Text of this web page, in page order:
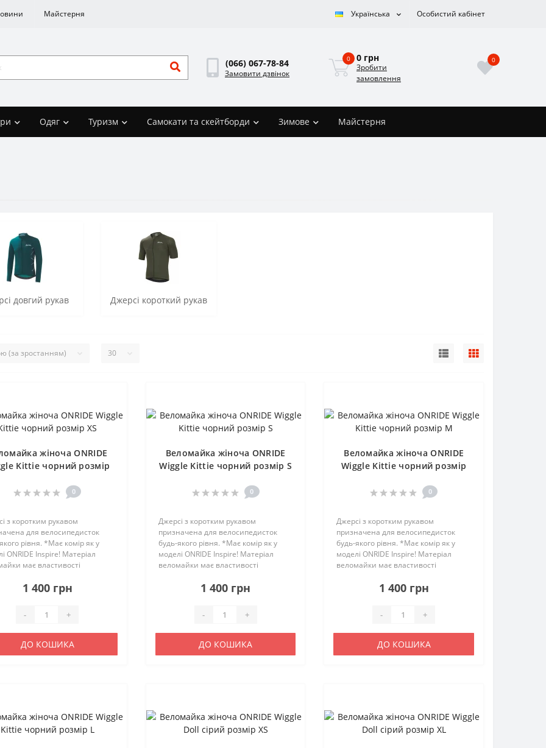
Майстерня Українська Особистий кабінет
(066) 067-78-84
Замовити дзвінок
0 0 грн
Зробити
замовлення
0
Одяг Туризм Самокати та скейтборди Зимове Майстерня
довгий рукав Джерсі короткий рукав
жіноча ONRIDE
Kittie чорний розмір
0
з коротким рукавом
для велосипедисток
рівня. *Має комір як у
ONRIDE Inspire! Матеріал
має властивості
Веломайка має
1 400 грн
- +
ДО КОШИКА
Веломайка жіноча ONRIDE
Wiggle Kittie чорний розмір S
0
Джерсі з коротким рукавом
призначена для велосипедисток
будь-якого рівня. *Має комір як у
моделі ONRIDE Inspire! Матеріал
веломайки має властивості
висихає. Веломайка має
1 400 грн
- +
ДО КОШИКА
Веломайка жіноча ONRIDE
Wiggle Kittie чорний розмір
0
Джерсі з коротким рукавом
призначена для велосипедисток
будь-якого рівня. *Має комір як у
моделі ONRIDE Inspire! Матеріал
веломайки має властивості
висихає. Веломайка має
1 400 грн
- +
ДО КОШИКА